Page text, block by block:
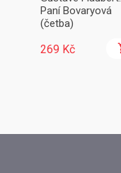
Paní Bovaryová
(četba)
269 Kč